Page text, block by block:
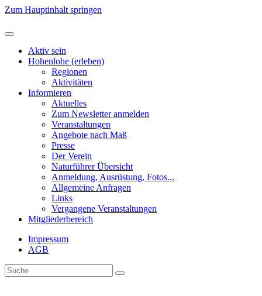
Zum Hauptinhalt springen
Aktiv sein
Hohenlohe (erleben)
Regionen
Aktivitäten
Informieren
Aktuelles
Zum Newsletter anmelden
Veranstaltungen
Angebote nach Maß
Presse
Der Verein
Naturführer Übersicht
Anmeldung, Ausrüstung, Fotos...
Allgemeine Anfragen
Links
Vergangene Veranstaltungen
Mitgliederbereich
Impressum
AGB